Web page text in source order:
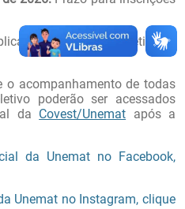
das provas objetivas e
o acompanhamento de todas
poderão ser acessados
da Covest/Unemat após a
da Unemat no Facebook,
Unemat no Instagram, clique